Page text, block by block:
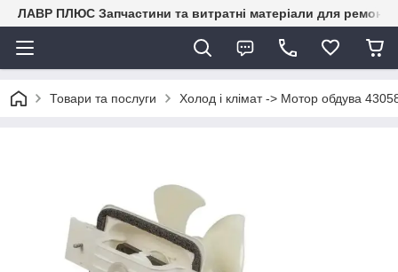
ЛАВР ПЛЮС Запчастини та витратні матеріали для ремонту
Товари та послуги Холод і клімат -> Мотор обдува